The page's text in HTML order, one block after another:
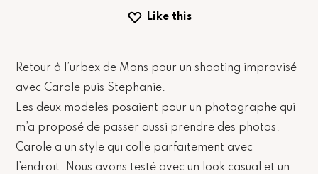
Like this
Retour à l’urbex de Mons pour un shooting improvisé
avec Carole puis Stephanie.
Les deux modeles posaient pour un photographe qui
m’a proposé de passer aussi prendre des photos.
Carole a un style qui colle parfaitement avec
l’endroit. Nous avons testé avec un look casual et un